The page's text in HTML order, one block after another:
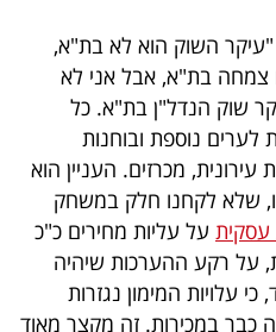
"עיקר השוק הוא לא בת"א,
צמחה בת"א, אבל אני לא
שוק הנדל"ן בת"א. כל
נוספת ובוחנות
מכרזים. העניין הוא
שלא לקחנו חלק במשחק
עסקית על עליות מחירים כ"כ
על רקע ההערכות שיהיה
עלויות המימון נגזרות
כבר במכירות. זה מקצר מאוד